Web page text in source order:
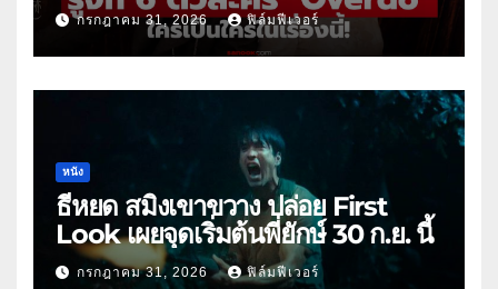
กรกฎาคม 31, 2026 ฟิล์มฟีเวอร์
หนัง
ธี่หยด สมิงเขาขวาง ปล่อย First
Look เผยจุดเริ่มต้นพี่ยักษ์ 30 ก.ย. นี้
กรกฎาคม 31, 2026 ฟิล์มฟีเวอร์